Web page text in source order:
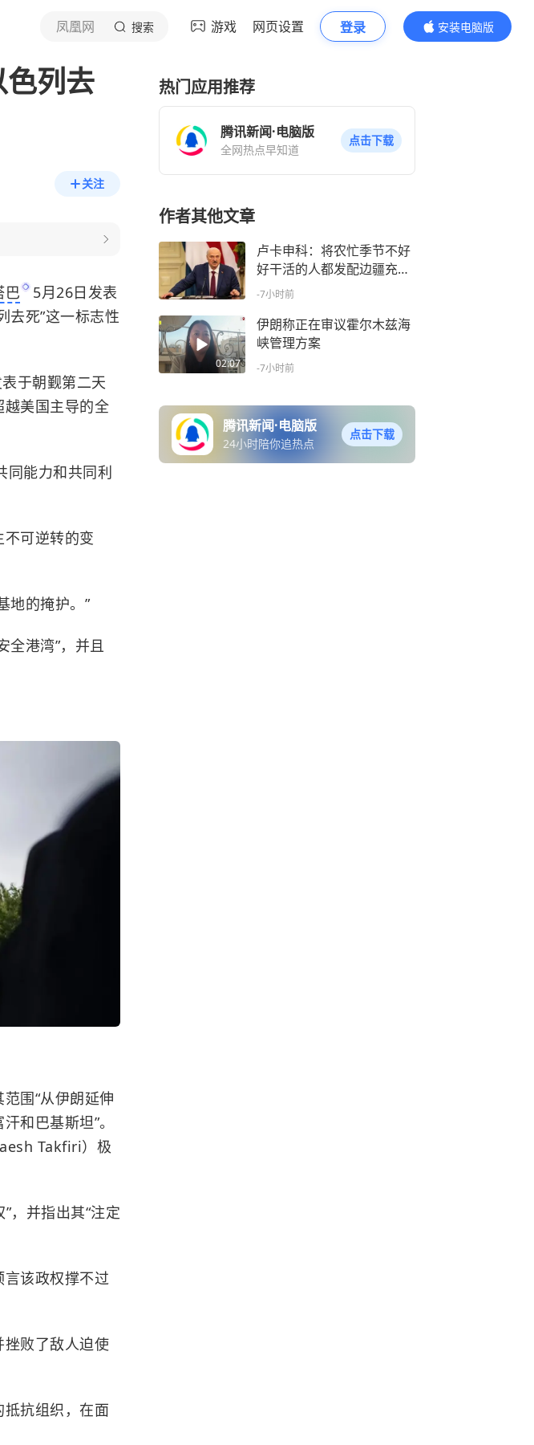
凤凰网 搜索 游戏 网页设置 登录
安装电脑版
内容更精彩
列去
关注
巴
5月26日发表
去死”这一标志性
于朝觐第二天
美国主导的全
同能力和共同利
可逆转的变
地的掩护。”
全港湾”，并且
围“从伊朗延伸
和巴基斯坦”。
Takfiri）极
，并指出其“注定
该政权撑不过
败了敌人迫使
抗组织，在面
热门应用推荐
腾讯新闻·电脑版
全网热点早知道
点击下载
作者其他文章
卢卡申科：将农忙季节不好
好干活的人都发配边疆充
军！
-7小时前
02:07
伊朗称正在审议霍尔木兹海
峡管理方案
-7小时前
腾讯新闻·电脑版
24小时陪你追热点
点击下载